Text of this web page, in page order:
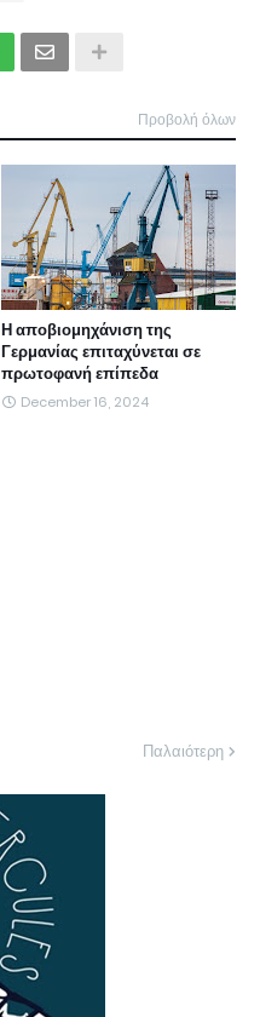
Προβολή όλων
Η αποβιομηχάνιση της
Γερμανίας επιταχύνεται σε
πρωτοφανή επίπεδα
December 16, 2024
Παλαιότερη